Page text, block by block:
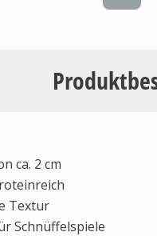
ca. 2 cm
Textur
Schnüffelspiele